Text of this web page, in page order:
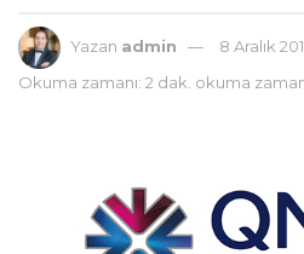
Yazan admin
8 Aralık
Okuma zamanı: 2 dak. okuma